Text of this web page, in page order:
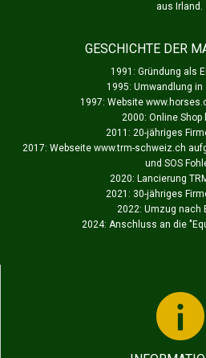
aus Irland.
GESCHICHTE DER
1991: Gründung als
1995: Umwandlung in
1997: Website
2000: Online Shop
2011: 20-jähriges
2017: Webseite www.trm-schweiz.ch
und SOS
2020: Lancierung
2021: 30-jähriges
2022: Umzug nach
2024: Anschluss an die "